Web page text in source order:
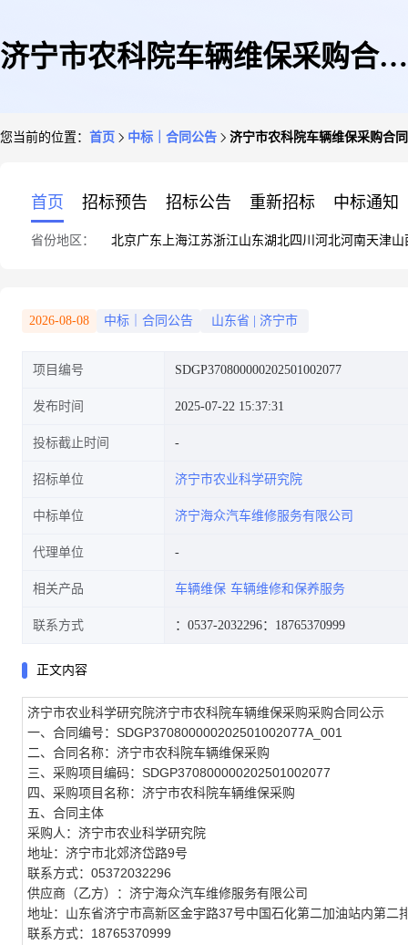
济宁市农科院车辆维保采购合同
您当前的位置： 首页 中标｜合同公告 济宁市农科院车辆维保采购合
首页 招标预告 招标公告 重新招标 中标通知
省份地区： 北京广东 上海江苏浙江山东湖北四川 河北河南天津山
2026-08-08 中标｜合同公告 山东省 济宁市
项目编号 SDGP370800000202501002077
发布时间 2025-07-22 15:37:31
投标截止时间
招标单位 济宁市农业科学研究院
中标单位 济宁海众汽车维修服务有限公司
代理单位
相关产品 车辆维保 车辆维修和保养服务
联系方式 ：0537-2032296：18765370999
正文内容
济宁市农业科学研究院济宁市农科院车辆维保采购采购合同公示
一、合同编号：SDGP370800000202501002077A_001
二、合同名称：济宁市农科院车辆维保采购
三、采购项目编码：SDGP370800000202501002077
四、采购项目名称：济宁市农科院车辆维保采购
五、合同主体
采购人：济宁市农业科学研究院
地址：济宁市北郊济岱路9号
联系方式：05372032296
供应商（乙方）：济宁海众汽车维修服务有限公司
地址：山东省济宁市高新区金宇路37号中国石化第二加油站内第二
联系方式：18765370999